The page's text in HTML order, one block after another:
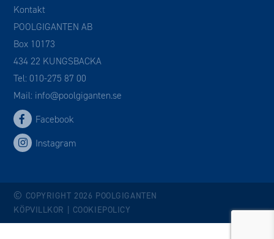
Kontakt
POOLGIGANTEN AB
Box 10173
434 22 KUNGSBACKA
Tel:010-275 87 00
Mail: info@poolgiganten.se
Facebook
Instagram
© COPYRIGHT 2026 POOLGIGANTEN
KÖPVILLKOR
COOKIEPOLICY